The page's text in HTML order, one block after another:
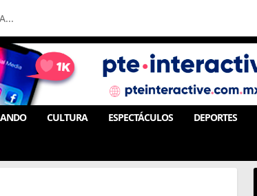
CULTURA ESPECTÁCULOS DEPORTES